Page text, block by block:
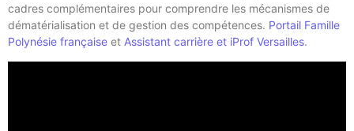
cadres complémentaires pour comprendre les mécanismes de
dématérialisation et de gestion des compétences. Portail Famille
Polynésie française et Assistant carrière et iProf Versailles.